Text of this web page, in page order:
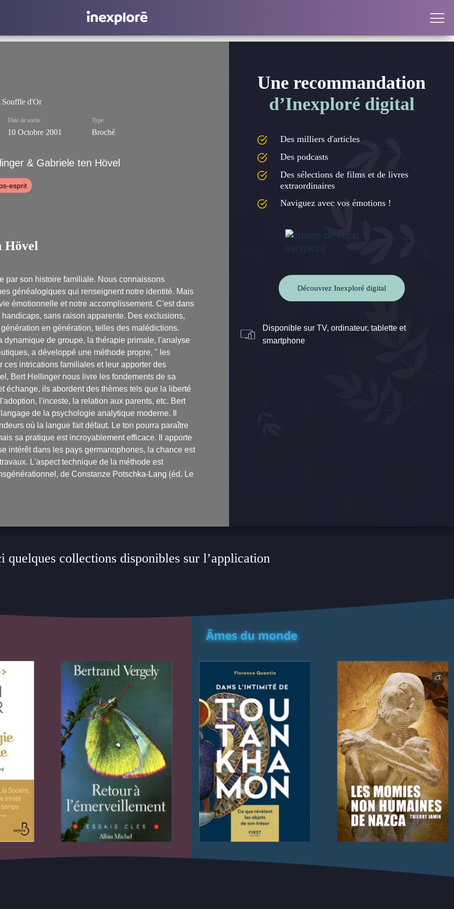
Souffle d'Or
Date de sortie
10 Octobre 2001
Type
Broché
& Gabriele ten Hövel
esprit
Hövel
par son histoire familiale. Nous connaissons
généalogiques qui renseignent notre identité. Mais
émotionnelle et notre accomplissement. C'est dans
sans raison apparente. Des exclusions,
en génération, telles des malédictions.
de groupe, la thérapie primale, l'analyse
a développé une méthode propre, " les
intrications familiales et leur apporter des
Bert Hellinger nous livre les fondements de sa
échange, ils abordent des thèmes tels que la liberté
l'inceste, la relation aux parents, etc. Bert
de la psychologie analytique moderne. Il
où la langue fait défaut. Le ton pourra paraître
sa pratique est incroyablement efficace. Il apporte
intérêt dans les pays germanophones, la chance est
L'aspect technique de la méthode est
de Constanze Potschka-Lang (éd. Le
Une recommandation
d’Inexploré digital
Des milliers d'articles
Des podcasts
Des sélections de films et de livres
extraordinaires
Naviguez avec vos émotions !
Découvrez Inexploré digital
Disponible sur TV, ordinateur, tablette et
smartphone
quelques collections disponibles sur l’application